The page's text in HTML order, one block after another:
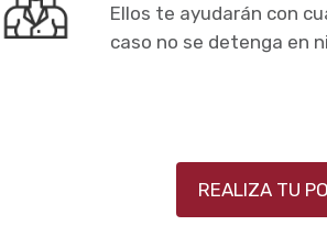
Ellos te ayudarán con
caso no se detenga en
REALIZA TU